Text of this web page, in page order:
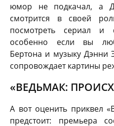
юмор не подкачал, а
смотрится в своей
посмотреть сериал и
особенно если вы
Бертона и музыку Дэнни
сопровождает картины
«ВЕДЬМАК:
А вот оценить приквел
предстоит: премьера